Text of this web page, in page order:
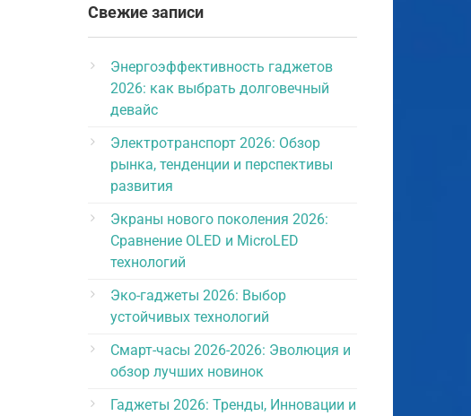
Свежие записи
Энергоэффективность гаджетов
2026: как выбрать долговечный
девайс
Электротранспорт 2026: Обзор
рынка, тенденции и перспективы
развития
Экраны нового поколения 2026:
Сравнение OLED и MicroLED
технологий
Эко-гаджеты 2026: Выбор
устойчивых технологий
Смарт-часы 2026-2026: Эволюция и
обзор лучших новинок
Гаджеты 2026: Тренды, Инновации и